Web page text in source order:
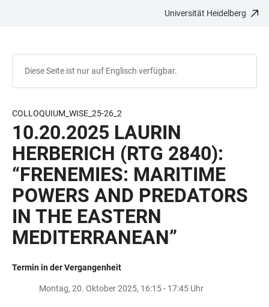
Universität Heidelberg
Diese Seite ist nur auf Englisch verfügbar.
COLLOQUIUM_WISE_25-26_2
10.20.2025 LAURIN
HERBERICH (RTG 2840):
“FRENEMIES: MARITIME
POWERS AND PREDATORS
IN THE EASTERN
MEDITERRANEAN”
Termin in der Vergangenheit
Montag, 20. Oktober 2025, 16:15 - 17:45 Uhr